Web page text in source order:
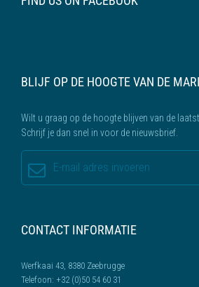
BLIJF OP DE HOOGTE VAN DE
Wilt u graag op de hoogte blijven van de
Schrijf je dan snel in voor de nieuwsbrief.
CONTACT INFORMATIE
Werfkaai 43, 8380 Zeebrugge
Telefoon: +32 (0)50 54 60 31